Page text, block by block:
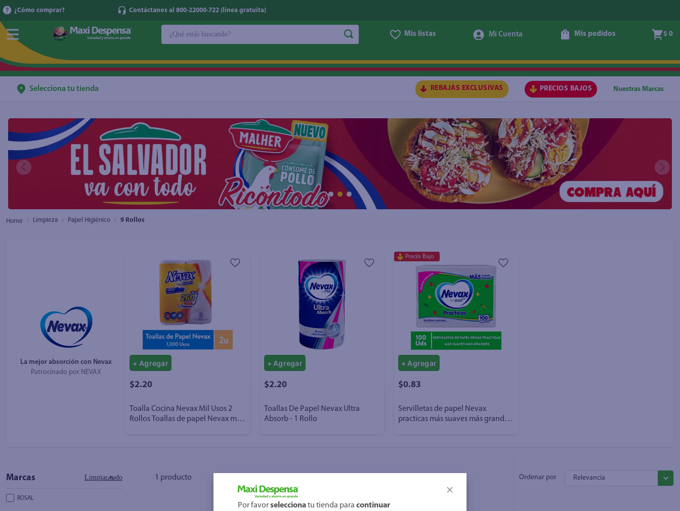
¿Cómo comprar? Contáctanos al 800-22000-722 (línea gratuita)
Mis listas Mis pedidos $ 0
Selecciona tu tienda REBAJAS EXCLUSIVAS PRECIOS BAJOS Nuestras Marcas
Limpieza Papel Higiénico 9 Rollos
La mejor absorción con Nevax
Patrocinado por NEVAX
+ Agregar
$2.20
Toalla Cocina Nevax Mil Usos 2
Rollos Toallas de papel Nevax mil
+ Agregar
$2.20
Toallas De Papel Nevax Ultra
Absorb - 1 Rollo
Precio Bajo
+ Agregar
$0.83
Servilletas de papel Nevax
practicas más suaves más grandes
ROSAL
Limpiar todo 1 producto Relevancia
Por favorseleccionatu tienda para continuar
1.
cerveza
5.
pañales
7.
samsung
8.
shampoo
9.
papel higiénico